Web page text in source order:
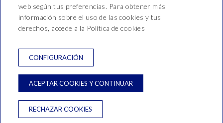
recepcio@hoteloasis.net
NEWSLETTER
CONDICIONES DE RESERVA
POLÍTICA DE PRIVACIDAD
AVISO LEGAL
POLITICA DE COOKIES
web según tus preferencias. Para obtener más
información sobre el uso de las cookies y tus
derechos, accede a la Política de cookies
CONFIGURACIÓN
ACEPTAR COOKIES Y CONTINUAR
RECHAZAR COOKIES